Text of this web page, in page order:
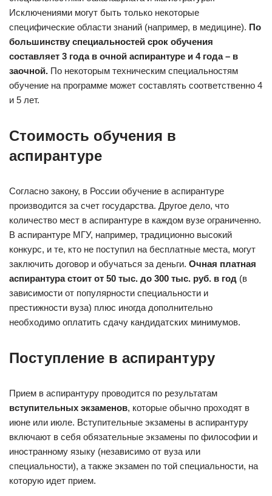
Исключениями могут быть только некоторые
специфические области знаний (например, в медицине). По
большинству специальностей срок обучения
составляет 3 года в очной аспирантуре и 4 года – в
заочной. По некоторым техническим специальностям
обучение на программе может составлять соответственно 4
и 5 лет.
Стоимость обучения в
аспирантуре
Согласно закону, в России обучение в аспирантуре
производится за счет государства. Другое дело, что
количество мест в аспирантуре в каждом вузе ограниченно.
В аспирантуре МГУ, например, традиционно высокий
конкурс, и те, кто не поступил на бесплатные места, могут
заключить договор и обучаться за деньги. Очная платная
аспирантура стоит от 50 тыс. до 300 тыс. руб. в год (в
зависимости от популярности специальности и
престижности вуза) плюс иногда дополнительно
необходимо оплатить сдачу кандидатских минимумов.
Поступление в аспирантуру
Прием в аспирантуру проводится по результатам
вступительных экзаменов, которые обычно проходят в
июне или июле. Вступительные экзамены в аспирантуру
включают в себя обязательные экзамены по философии и
иностранному языку (независимо от вуза или
специальности), а также экзамен по той специальности, на
которую идет прием.